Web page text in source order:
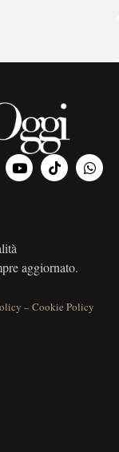
aggiornato.
–Cookie Policy